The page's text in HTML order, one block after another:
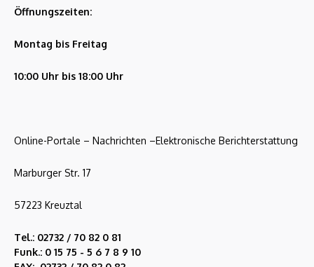
Öffnungszeiten:
Montag bis Freitag
10:00 Uhr bis 18:00 Uhr
Online-Portale – Nachrichten –Elektronische Berichterstattung
Marburger Str. 17
57223 Kreuztal
Tel.: 02732 / 70 82 0 81
Funk.: 0 15 75 - 5 6 7 8 9 10